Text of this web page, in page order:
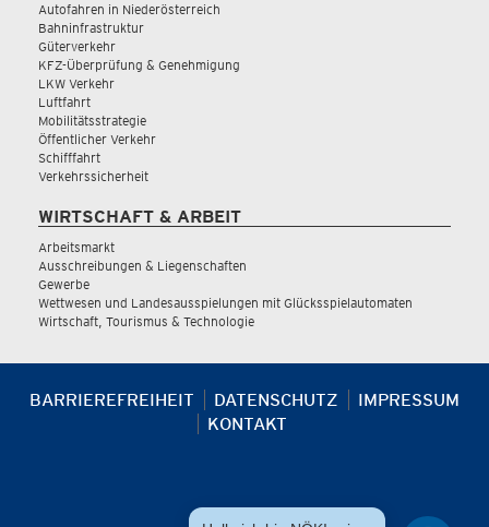
Autofahren in Niederösterreich
Bahninfrastruktur
Güterverkehr
KFZ-Überprüfung & Genehmigung
LKW Verkehr
Luftfahrt
Mobilitätsstrategie
Öffentlicher Verkehr
Schifffahrt
Verkehrssicherheit
WIRTSCHAFT & ARBEIT
Arbeitsmarkt
Ausschreibungen & Liegenschaften
Gewerbe
Wettwesen und Landesausspielungen mit Glücksspielautomaten
Wirtschaft, Tourismus & Technologie
BARRIEREFREIHEIT DATENSCHUTZ
IMPRESSUM
KONTAKT